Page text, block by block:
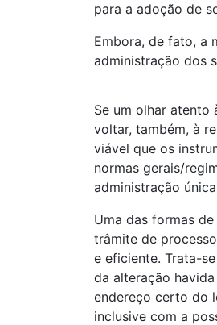
para a adoção de
Embora, de fato, a
administração dos
Se um olhar atento
voltar, também, à
viável que os
normas gerais/
administração
Uma das formas
trâmite de
e eficiente. Trata-
da alteração
endereço certo do
inclusive com a